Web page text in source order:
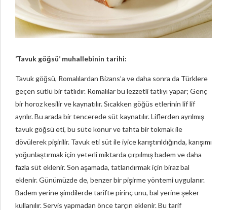
‘Tavuk göğsü’ muhallebinin tarihi:
Tavuk göğsü, Romalılardan Bizans’a ve daha sonra da Türklere
geçen sütlü bir tatlıdır. Romalılar bu lezzetli tatlıyı yapar; Genç
bir horoz kesilir ve kaynatılır. Sıcakken göğüs etlerinin lif lif
ayrılır. Bu arada bir tencerede süt kaynatılır. Liflerden ayrılmış
tavuk göğsü eti, bu süte konur ve tahta bir tokmak ile
dövülerek pişirilir. Tavuk eti süt ile iyice karıştırıldığında, karışımı
yoğunlaştırmak için yeterli miktarda çırpılmış badem ve daha
fazla süt eklenir. Son aşamada, tatlandırmak için biraz bal
eklenir. Günümüzde de, benzer bir pişirme yöntemi uygulanır.
Badem yerine şimdilerde tarifte pirinç unu, bal yerine şeker
kullanılır. Servis yapmadan önce tarçın eklenir. Bu tarif